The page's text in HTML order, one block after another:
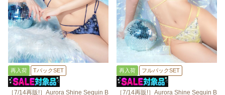
再入荷 TバックSET
［7/14再販!］Aurora Shine Sequin B
再入荷 フルバックSET
［7/14再販!］Aurora Shine Sequin B